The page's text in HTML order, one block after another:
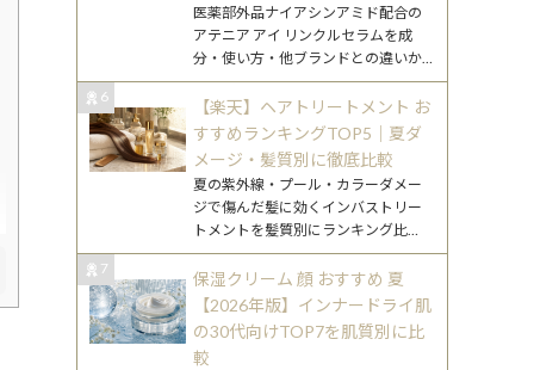
医薬部外品ナイアシンアミド配合の
アテニア アイ リンクルセラムを成
分・使い方・他ブランドとの違いか
ら解説。30代混合肌でのファースト
アイセラム選びに役立つガイドです。
6
【楽天】ヘアトリートメント お
すすめランキングTOP5｜夏ダ
メージ・髪質別に徹底比較
夏の紫外線・プール・カラーダメー
ジで傷んだ髪に効くインバストリー
トメントを髪質別にランキング比
較。楽天で買えるおすすめ5選を徹底
紹介。
7
保湿クリーム 顔 おすすめ 夏
【2026年版】インナードライ肌
の30代向けTOP7を肌質別に比
較